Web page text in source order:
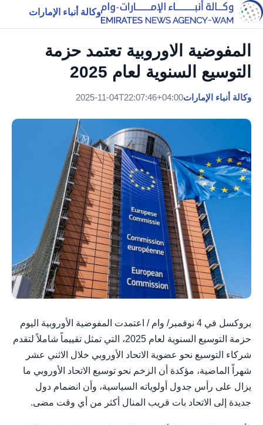
وكالة أنباء الإمارات
المفوضية الاوروبية تعتمد حزمة
التوسيع السنوية لعام 2025
وكالة أنباء الإمارات2025-11-04T22:07:46+04:00
بروكسل في 4 نوفمبر/ وام / اعتمدت المفوضية الأوروبية اليوم
حزمة التوسيع السنوية لعام 2025، التي تمثل تقييماً شاملاً لتقدم
شركاء التوسيع نحو عضوية الاتحاد الأوروبي خلال الاثني عشر
شهراً الماضية، مؤكدة أن الزخم نحو توسيع الاتحاد الأوروبي ما
يزال على رأس جدول أولوياته السياسية، وأن انضمام دول
جديدة إلى الاتحاد بات قريب المنال أكثر من أي وقت مضى.